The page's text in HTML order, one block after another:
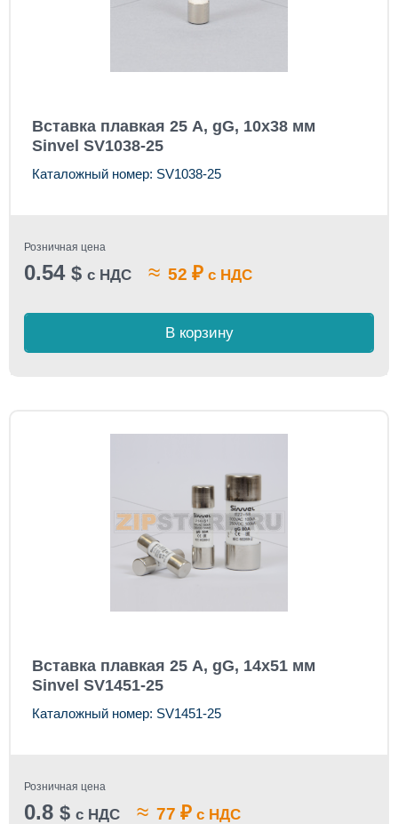
Вставка плавкая 25 А, gG, 10x38 мм
Sinvel SV1038-25
Каталожный номер: SV1038-25
Розничная цена
0.54 $ с НДС ≈ 52 ₽ с НДС
В корзину
Вставка плавкая 25 А, gG, 14x51 мм
Sinvel SV1451-25
Каталожный номер: SV1451-25
Розничная цена
0.8 $ с НДС ≈ 77 ₽ с НДС